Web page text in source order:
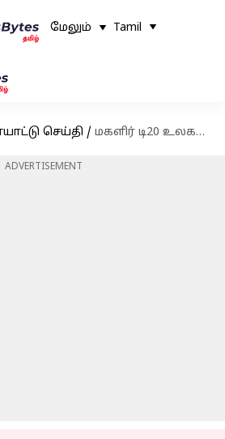
மேலும் Tamil
செய்தி / மகளிர் டி20 உலகக்கோப்பை 2024க்கு நேரடியாக தகுதி பெற்றது இந்திய அணி
ADVERTISEMENT